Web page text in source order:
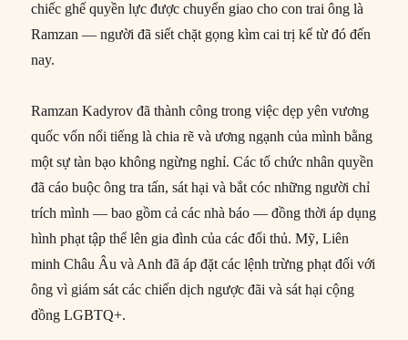
chiếc ghế quyền lực được chuyển giao cho con trai ông là
Ramzan — người đã siết chặt gọng kìm cai trị kể từ đó đến
nay.
Ramzan Kadyrov đã thành công trong việc dẹp yên vương
quốc vốn nổi tiếng là chia rẽ và ương ngạnh của mình bằng
một sự tàn bạo không ngừng nghỉ. Các tổ chức nhân quyền
đã cáo buộc ông tra tấn, sát hại và bắt cóc những người chỉ
trích mình — bao gồm cả các nhà báo — đồng thời áp dụng
hình phạt tập thể lên gia đình của các đối thủ. Mỹ, Liên
minh Châu Âu và Anh đã áp đặt các lệnh trừng phạt đối với
ông vì giám sát các chiến dịch ngược đãi và sát hại cộng
đồng LGBTQ+.